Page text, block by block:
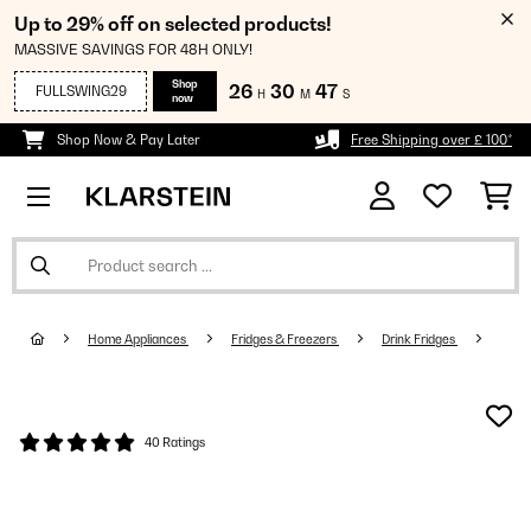
Up to 29% off on selected products!
MASSIVE SAVINGS FOR 48H ONLY!
FULLSWING29
Shop
now
26 H 30 M 46 S
Shop Now & Pay Later Free Shipping over £ 100*
Home Appliances Fridges & Freezers Drink Fridges
40 Ratings